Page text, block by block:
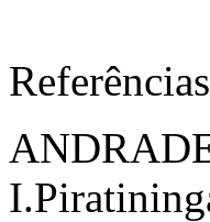
Referências